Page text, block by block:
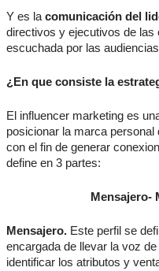
Y es la comunicación del
directivos y ejecutivos de
escuchada por las
¿En que consiste la
El influencer marketing es
posicionar la marca
con el fin de generar
define en 3 partes:
Mensajero-
Mensajero. Este perfil se
encargada de llevar la voz
identificar los atributos y